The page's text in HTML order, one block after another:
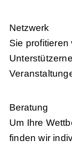
Netzwerk
Sie profitieren
Beratung
Um Ihre
finden wir